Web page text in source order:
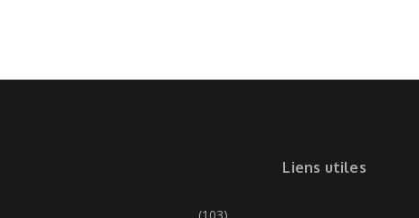
(103)
Liens utiles